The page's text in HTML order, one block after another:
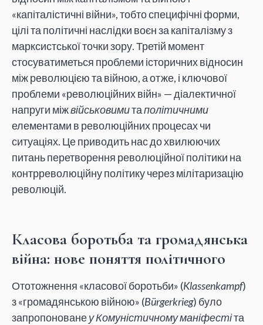
«капіталістичні війни», тобто специфічні форми,
цілі та політичні наслідки воєн за капіталізму з
марксистської точки зору. Третій момент
стосуватиметься проблеми історичних відносин
між революцією та війною, а отже, і ключової
проблеми «революційних війн» — діалектичної
напруги міжвійськовимитаполітичними
елементами в революційних процесах чи
ситуаціях. Це приводить нас до хвилюючих
питань перетворення революційної політики на
контрреволюційну політику через мілітаризацію
революцій.
Класова боротьба та громадянська
війна: нове поняття політичного
Ототожнення «класової боротьби» (Klassenkampf)
з «громадянською війною» (Bürgerkrieg) було
запропонованеу Комуністичному маніфестіта